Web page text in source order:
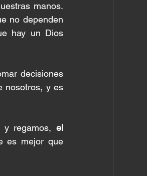
manos.
no dependen
hay un Dios
decisiones
nosotros, y es
regamos, el
es mejor que